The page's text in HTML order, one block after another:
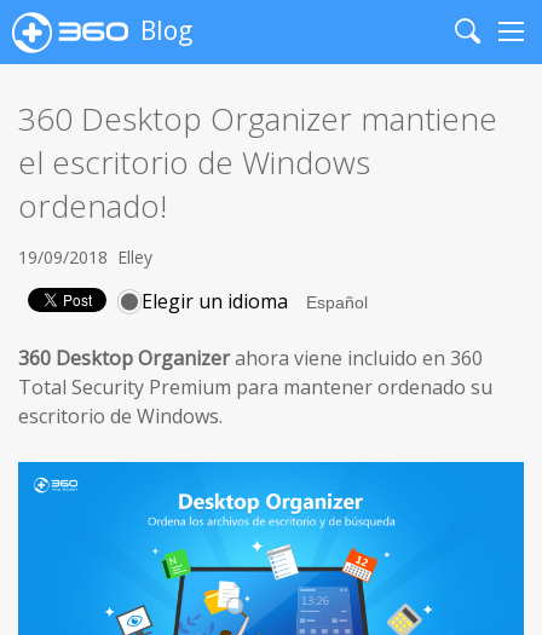
Blog
Search
360 Desktop Organizer mantiene
el escritorio de Windows
ordenado!
19/09/2018 Elley
Elegir un idioma
360 Desktop Organizerahora viene incluido en 360
Total Security Premium para mantener ordenado su
escritorio de Windows.